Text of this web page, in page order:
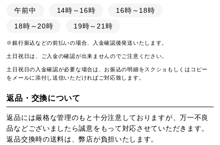
午前中 14時～16時
16時～18時
18時～20時
19時～21時
※銀行振込などの前払いの場合、入金確認後発送いたします。
土日祝日は、ご入金の確認が出来ませんのでご注意ください。
土日祝日の入金確認が必要な場合は、お振込の明細をスクショもしくはコピー
をメールに添付し送信いただければご対応致します。
返品・交換について
返品には厳格な管理のもと十分注意しておりますが、万一不良
品などございましたら誠意をもって対応させていただきます。
返品交換時の送料は、弊店が負担いたします。